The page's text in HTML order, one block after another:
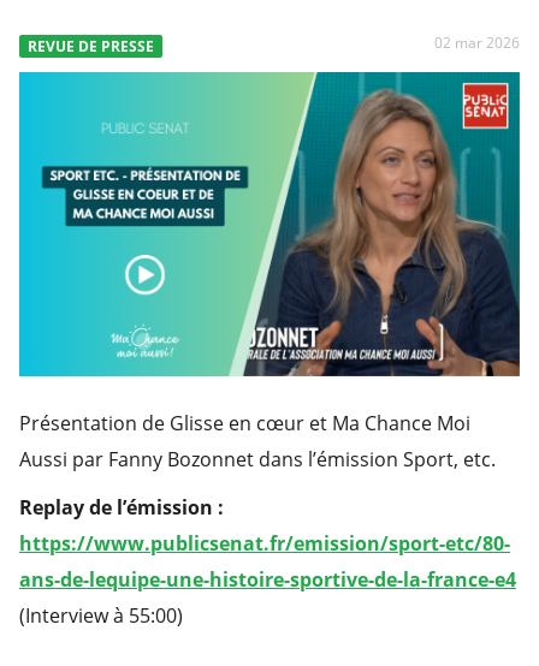
REVUE DE PRESSE 02 mar 2026
Présentation de Glisse en cœur et Ma Chance Moi
Aussi par Fanny Bozonnet dans l’émission Sport, etc.
Replay de l’émission :
https://www.publicsenat.fr/emission/sport-etc/80-
ans-de-lequipe-une-histoire-sportive-de-la-france-e4
(Interview à 55:00)